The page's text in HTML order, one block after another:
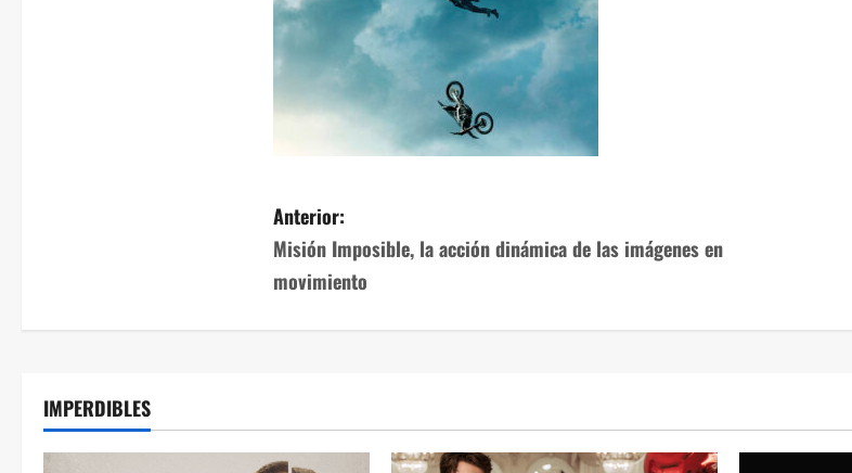
Anterior:
Misión Imposible, la acción dinámica de las imágenes en
movimiento
IMPERDIBLES